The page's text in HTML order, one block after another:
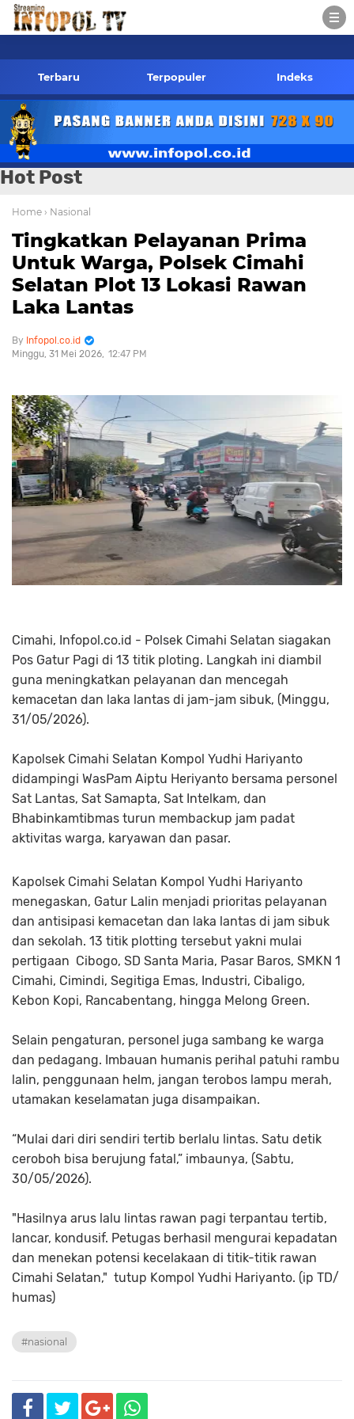
wa
Terbaru Terpopuler Indeks
Hot Post
Home › Nasional
Tingkatkan Pelayanan Prima
Untuk Warga, Polsek Cimahi
Selatan Plot 13 Lokasi Rawan
Laka Lantas
Infopol.co.id
Minggu, 31 Mei 2026 12:47 PM
Cimahi, Infopol.co.id - Polsek Cimahi Selatan siagakan
Pos Gatur Pagi di 13 titik ploting. Langkah ini diambil
guna meningkatkan pelayanan dan mencegah
kemacetan dan laka lantas di jam-jam sibuk, (Minggu,
31/05/2026).
Kapolsek Cimahi Selatan Kompol Yudhi Hariyanto
didampingi WasPam Aiptu Heriyanto bersama personel
Sat Lantas, Sat Samapta, Sat Intelkam, dan
Bhabinkamtibmas turun membackup jam padat
aktivitas warga, karyawan dan pasar.
Kapolsek Cimahi Selatan Kompol Yudhi Hariyanto
menegaskan, Gatur Lalin menjadi prioritas pelayanan
dan antisipasi kemacetan dan laka lantas di jam sibuk
dan sekolah. 13 titik plotting tersebut yakni mulai
pertigaan Cibogo, SD Santa Maria, Pasar Baros, SMKN 1
Cimahi, Cimindi, Segitiga Emas, Industri, Cibaligo,
Kebon Kopi, Rancabentang, hingga Melong Green.
Selain pengaturan, personel juga sambang ke warga
dan pedagang. Imbauan humanis perihal patuhi rambu
lalin, penggunaan helm, jangan terobos lampu merah,
utamakan keselamatan juga disampaikan.
“Mulai dari diri sendiri tertib berlalu lintas. Satu detik
ceroboh bisa berujung fatal,” imbaunya, (Sabtu,
30/05/2026).
"Hasilnya arus lalu lintas rawan pagi terpantau tertib,
lancar, kondusif. Petugas berhasil mengurai kepadatan
dan menekan potensi kecelakaan di titik-titik rawan
Cimahi Selatan," tutup Kompol Yudhi Hariyanto. (ip TD/
humas)
#nasional